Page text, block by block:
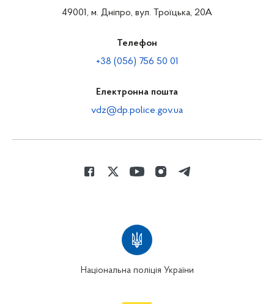
49001, м. Дніпро, вул. Троїцька, 20А
Телефон
+38 (056) 756 50 01
Електронна пошта
vdz@dp.police.gov.ua
Національна поліція України